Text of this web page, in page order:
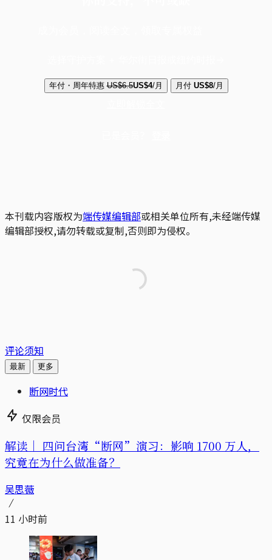
年付・周年特惠 US$6.5US$4/月 月付 US$8/月
本刊载内容版权为端传媒编辑部或相关单位所有,未经端传媒
编辑部授权,请勿转载或复制,否则即为侵权。
评论须知
最新 更多
断网时代
仅限会员
解读｜ 四问台湾“断网”演习：影响 1700 万人，
究竟在为什么做准备？
吴思薇
11 小时前